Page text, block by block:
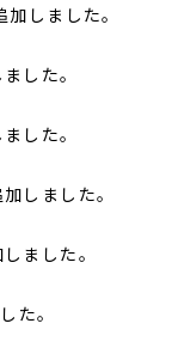
しました。
した。
した。
しました。
ました。
た。